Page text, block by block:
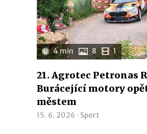
4 min 8 1
21. Agrotec Petronas
Burácející motory
městem
15. 6. 2026 · Sport